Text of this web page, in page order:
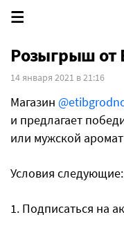
Розыгрыш от
14 января 2021 в 21:16
Магазин
и предлагает
или мужской
Условия следующие:
1. Подписаться на